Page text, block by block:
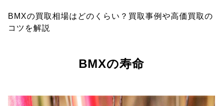
BMXの買取相場はどのくらい？買取事例や高価買取の
コツを解説
BMXの寿命